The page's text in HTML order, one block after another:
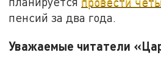
пенсий за два года.
Уважаемые читатели